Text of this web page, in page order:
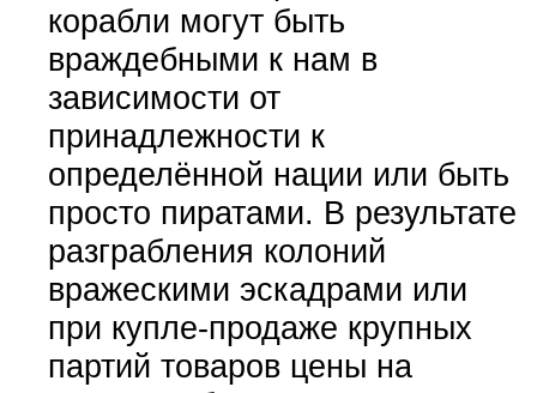
корабли могут быть
враждебными к нам в
зависимости от
принадлежности к
определённой нации или быть
просто пиратами. В результате
разграбления колоний
вражескими эскадрами или
при купле-продаже крупных
партий товаров цены на